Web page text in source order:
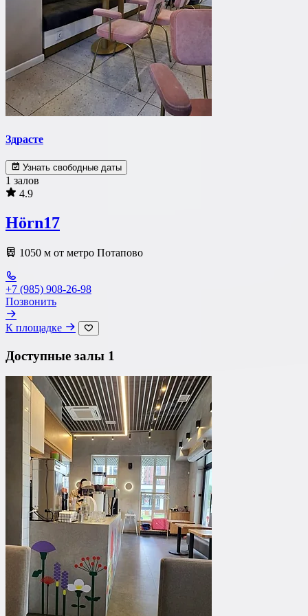
Здрасте
Узнать свободные даты
1 залов
4.9
Hörn17
1050 м от метро Потапово
+7 (985) 908-26-98
Позвонить
К площадке
Доступные залы 1